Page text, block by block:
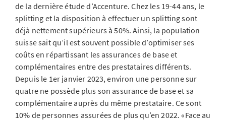
de la dernière étude d’Accenture. Chez les 19-44 ans, le
splitting et la disposition à effectuer un splitting sont
déjà nettement supérieurs à 50%. Ainsi, la population
suisse sait qu’il est souvent possible d’optimiser ses
coûts en répartissant les assurances de base et
complémentaires entre des prestataires différents.
Depuis le 1er janvier 2023, environ une personne sur
quatre ne possède plus son assurance de base et sa
complémentaire auprès du même prestataire. Ce sont
10% de personnes assurées de plus qu’en 2022. «Face au